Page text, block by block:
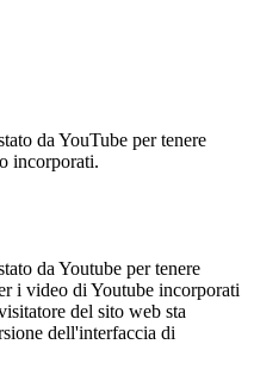
da YouTube per tenere
incorporati.
da Youtube per tenere
i video di Youtube incorporati
del sito web sta
dell'interfaccia di